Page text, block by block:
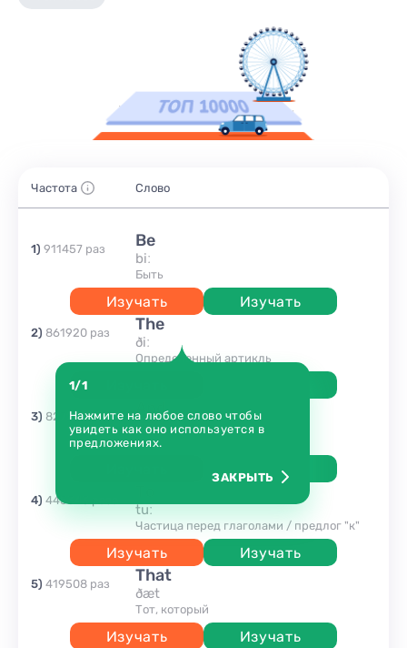
Частота Слово
1) 911457 раз be
biː
быть
Изучать Изучать
2) 861920 раз the
ðiː
Определенный артикль
1/1
Нажмите на любое слово чтобы
увидеть как оно используется в
предложениях.
ЗАКРЫТЬ
3) 827201 раз and
ænd
и
Изучать
4) 445343
tuː
Частица перед глаголами / предлог "к"
Изучать Изучать
5) 419508 раз that
ðæt
Тот, который
Изучать Изучать